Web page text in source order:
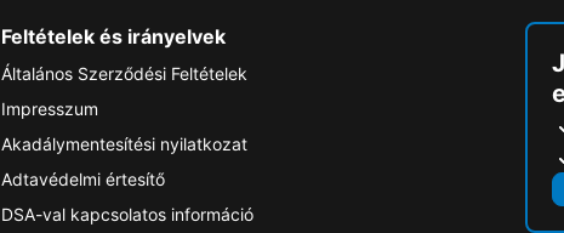
Feltételek és irányelvek
Általános Szerződési Feltételek
Impresszum
Akadálymentesítési nyilatkozat
Adtavédelmi értesítő
DSA-val kapcsolatos információ